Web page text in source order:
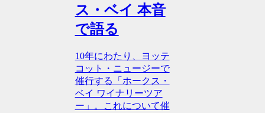
ス・ベイ 本音
で語る
10年にわたり、ヨッテ
コット・ニュージーで
催行する「ホークス・
ベイ ワイナリーツア
ー」。これについて催